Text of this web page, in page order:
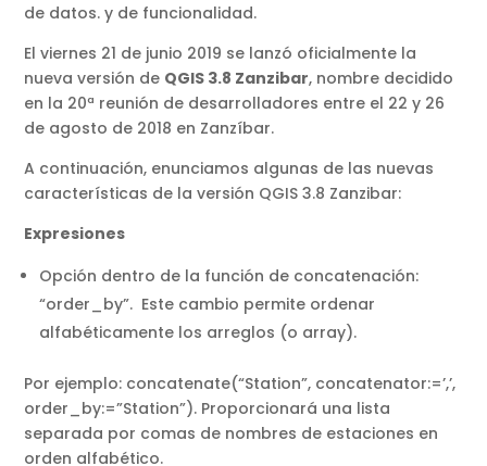
de datos. y de funcionalidad.
El viernes 21 de junio 2019 se lanzó oficialmente la
nueva versión de QGIS 3.8 Zanzibar, nombre decidido
en la 20ª reunión de desarrolladores entre el 22 y 26
de agosto de 2018 en Zanzíbar.
A continuación, enunciamos algunas de las nuevas
características de la versión QGIS 3.8 Zanzibar:
Expresiones
Opción dentro de la función de concatenación:
“order_by”. Este cambio permite ordenar
alfabéticamente los arreglos (o array).
Por ejemplo: concatenate(“Station”, concatenator:=’,’,
order_by:=”Station”). Proporcionará una lista
separada por comas de nombres de estaciones en
orden alfabético.